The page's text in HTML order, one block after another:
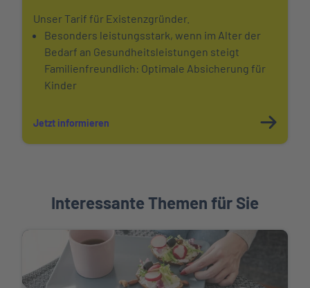
Unser Tarif für Existenzgründer.
Besonders leistungsstark, wenn im Alter der
Bedarf an Gesundheitsleistungen steigt
Familienfreundlich: Optimale Absicherung für
Kinder
Jetzt informieren
Interessante Themen für Sie